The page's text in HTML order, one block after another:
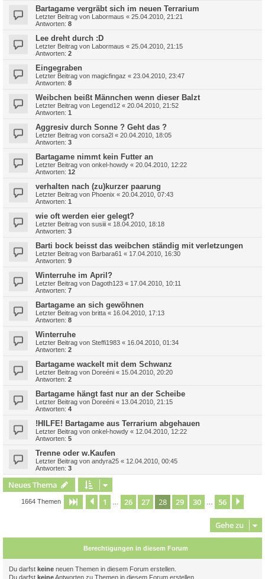
Bartagame vergräbt sich im neuen Terrarium
Letzter Beitrag von Labormaus « 25.04.2010, 21:21
Antworten: 8
Lee dreht durch :D
Letzter Beitrag von Labormaus « 25.04.2010, 21:15
Antworten: 2
Eingegraben
Letzter Beitrag von magicfingaz « 23.04.2010, 23:47
Antworten: 8
Weibchen beißt Männchen wenn dieser Balzt
Letzter Beitrag von Legend12 « 20.04.2010, 21:52
Antworten: 1
Aggresiv durch Sonne ? Geht das ?
Letzter Beitrag von corsa2l « 20.04.2010, 18:05
Antworten: 3
Bartagame nimmt kein Futter an
Letzter Beitrag von onkel-howdy « 20.04.2010, 12:22
Antworten: 12
verhalten nach (zu)kurzer paarung
Letzter Beitrag von Phoenix « 20.04.2010, 07:43
Antworten: 1
wie oft werden eier gelegt?
Letzter Beitrag von susiii « 18.04.2010, 18:18
Antworten: 3
Barti bock beisst das weibchen ständig mit verletzungen
Letzter Beitrag von Barbara61 « 17.04.2010, 16:30
Antworten: 9
Winterruhe im April?
Letzter Beitrag von Dagoth123 « 17.04.2010, 10:11
Antworten: 7
Bartagame an sich gewöhnen
Letzter Beitrag von britta « 16.04.2010, 17:13
Antworten: 8
Winterruhe
Letzter Beitrag von Steffi1983 « 16.04.2010, 01:34
Antworten: 2
Bartagame wackelt mit dem Schwanz
Letzter Beitrag von Doreéni « 15.04.2010, 20:20
Antworten: 2
Bartagame hängt fast nur an der Scheibe
Letzter Beitrag von Doreéni « 13.04.2010, 21:15
Antworten: 4
!HILFE! Bartagame aus Terrarium abgehauen
Letzter Beitrag von onkel-howdy « 12.04.2010, 12:22
Antworten: 5
Trenne oder w.Kaufen
Letzter Beitrag von andyra25 « 12.04.2010, 00:45
Antworten: 3
Neues Thema
1664 Themen Seite 28 von56
Vorherige
1 26 27 28 29 30 56
Gehe zu
Berechtigungen in diesem Forum
Du darfst keine neuen Themen in diesem Forum erstellen.
Du darfst keineAntworten zu Themen in diesem Forum erstellen.